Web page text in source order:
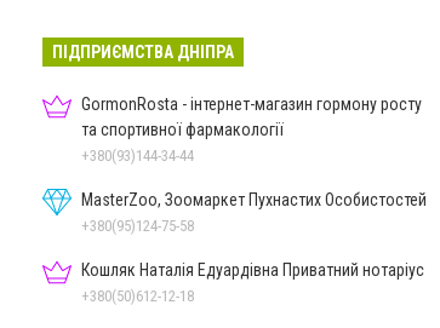
ПІДПРИЄМСТВА ДНІПРА
GormonRosta - інтернет-магазин гормону росту
та спортивної фармакології
+380(93)144-34-44
MasterZoo, Зоомаркет Пухнастих Особистостей
+380(95)124-75-58
Кошляк Наталія Едуардівна Приватний нотаріус
+380(50)612-12-18